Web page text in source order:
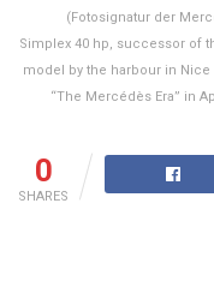
(Fotosignatur der
Simplex 40 hp, successor of
model by the harbour in
“The Mercédès Era” in
0
SHARES